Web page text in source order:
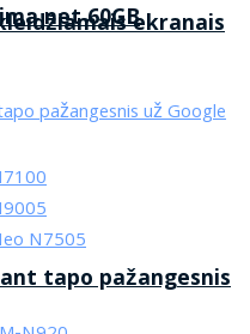
net 60GB
tapo pažangesnis
ekranais
N7505